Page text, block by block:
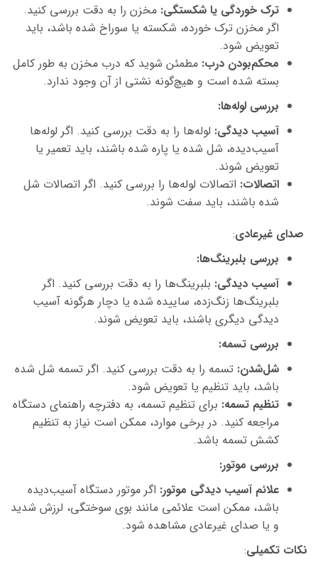
ترک خوردگی یا شکستگی: مخزن را به دقت بررسی کنید.
اگر مخزن ترک خورده، شکسته یا سوراخ شده باشد، باید
تعویض شود.
محکم‌بودن درب: مطمئن شوید که درب مخزن به طور کامل
بسته شده است و هیچ‌گونه نشتی از آن وجود ندارد.
بررسی لوله‌ها:
آسیب دیدگی: لوله‌ها را به دقت بررسی کنید. اگر لوله‌ها
آسیب‌دیده، شل شده یا پاره شده باشند، باید تعمیر یا
تعویض شوند.
اتصالات: اتصالات لوله‌ها را بررسی کنید. اگر اتصالات شل
شده باشند، باید سفت شوند.
صدای غیرعادی:
بررسی بلبرینگ‌ها:
آسیب دیدگی: بلبرینگ‌ها را به دقت بررسی کنید. اگر
بلبرینگ‌ها زنگ‌زده، ساییده شده یا دچار هرگونه آسیب
دیدگی دیگری باشند، باید تعویض شوند.
بررسی تسمه:
شل‌شدن: تسمه را به دقت بررسی کنید. اگر تسمه شل شده
باشد، باید تنظیم یا تعویض شود.
تنظیم تسمه: برای تنظیم تسمه، به دفترچه راهنمای دستگاه
مراجعه کنید. در برخی موارد، ممکن است نیاز به تنظیم
کشش تسمه باشد.
بررسی موتور:
علائم آسیب دیدگی موتور: اگر موتور دستگاه آسیب‌دیده
باشد، ممکن است علائمی مانند بوی سوختگی، لرزش شدید
و یا صدای غیرعادی مشاهده شود.
نکات تکمیلی: